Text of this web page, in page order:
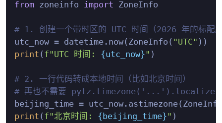
from zoneinfo import ZoneInfo
# 1. 创建一个带时区的 UTC 时间（2026 年的标配
utc_now = datetime.now(ZoneInfo( "UTC"
print ( f"UTC 时间: {utc_now}" )
# 2. 一行代码转成本地时间（比如北京时间）
# 再也不需要
beijing_time =
print ( f"北京时间: {beijing_time}" )